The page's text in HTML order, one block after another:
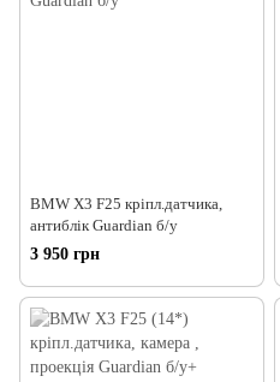
BMW X3 F25 кріпл.датчика,
антиблік Guardian б/у
3 950 грн